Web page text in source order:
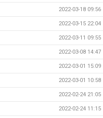
2022-03-18 09:56
2022-03-15 22:04
2022-03-11 09:55
2022-03-08 14:47
2022-03-01 15:09
2022-03-01 10:58
2022-02-24 21:05
2022-02-24 11:15